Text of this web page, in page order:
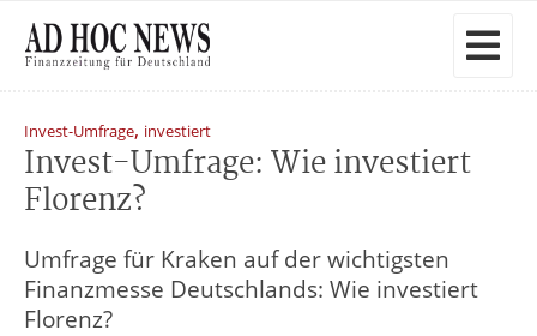
Invest-Umfrage, investiert
Invest-Umfrage: Wie investiert
Florenz?
Umfrage für Kraken auf der wichtigsten
Finanzmesse Deutschlands: Wie investiert
Florenz?